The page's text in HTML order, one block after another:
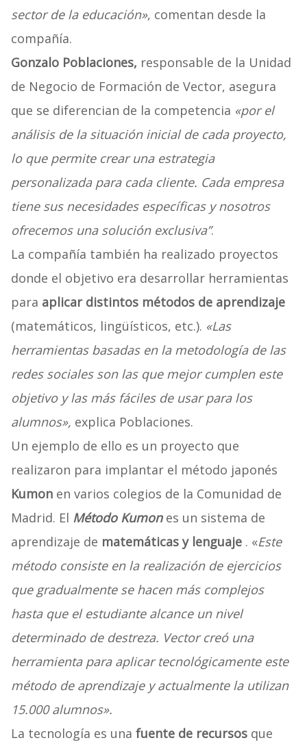
sector de la educación», comentan desde la
compañía.
Gonzalo Poblaciones, responsable de la Unidad
de Negocio de Formación de Vector, asegura
que se diferencian de la competencia «por el
análisis de la situación inicial de cada proyecto,
lo que permite crear una estrategia
personalizada para cada cliente. Cada empresa
tiene sus necesidades específicas y nosotros
ofrecemos una solución exclusiva”.
La compañía también ha realizado proyectos
donde el objetivo era desarrollar herramientas
para aplicar distintos métodos de aprendizaje
(matemáticos, lingüísticos, etc.). «Las
herramientas basadas en la metodología de las
redes sociales son las que mejor cumplen este
objetivo y las más fáciles de usar para los
alumnos», explica Poblaciones.
Un ejemplo de ello es un proyecto que
realizaron para implantar el método japonés
Kumonen varios colegios de la Comunidad de
Madrid. El Método Kumones un sistema de
aprendizaje de matemáticas y lenguaje. «Este
método consiste en la realización de ejercicios
que gradualmente se hacen más complejos
hasta que el estudiante alcance un nivel
determinado de destreza. Vector creó una
herramienta para aplicar tecnológicamente este
método de aprendizaje y actualmente la utilizan
15.000 alumnos».
La tecnología es una fuente de recursosque